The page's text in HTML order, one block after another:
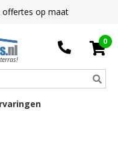
offertes op maat
0